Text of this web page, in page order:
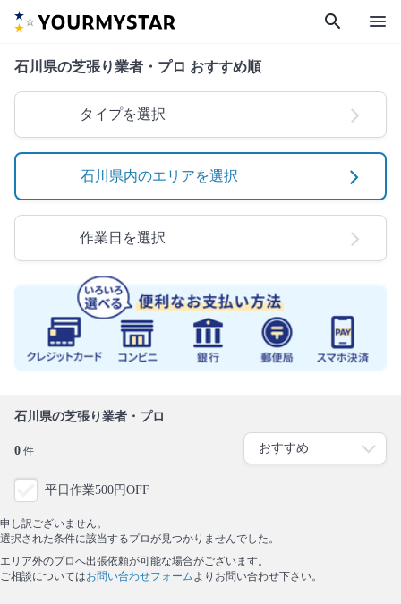
search menu
石川県の芝張り業者・プロ おすすめ順
タイプを選択
石川県内のエリアを選択
作業日を選択
石川県の芝張り業者・プロ
0 件
平日作業500円OFF
申し訳ございません。
選択された条件に該当するプロが見つかりませんでした。
エリア外のプロへ出張依頼が可能な場合がございます。
ご相談についてはお問い合わせフォーム よりお問い合わせ下さい。